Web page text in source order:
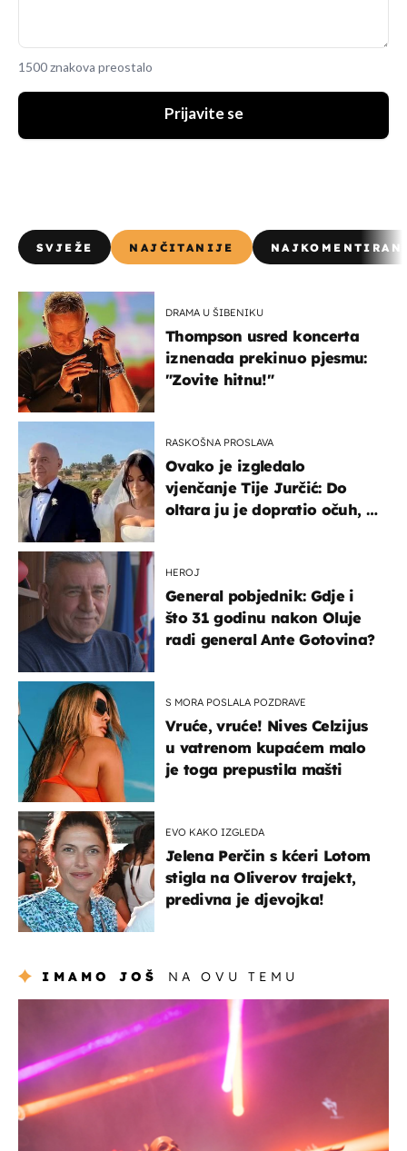
1500 znakova preostalo
Prijavite se
SVJEŽE NAJČITANIJE
DRAMA U ŠIBENIKU
Thompson usred koncerta
iznenada prekinuo pjesmu:
"Zovite hitnu!"
RASKOŠNA PROSLAVA
Ovako je izgledalo
vjenčanje Tije Jurčić: Do
oltara ju je dopratio očuh, a
HEROJ
General pobjednik: Gdje i
što 31 godinu nakon Oluje
radi general Ante Gotovina?
S MORA POSLALA POZDRAVE
Vruće, vruće! Nives Celzijus
u vatrenom kupaćem malo
je toga prepustila mašti
EVO KAKO IZGLEDA
Jelena Perčin s kćeri Lotom
stigla na Oliverov trajekt,
predivna je djevojka!
IMAMO JOŠ NA OVU TEMU